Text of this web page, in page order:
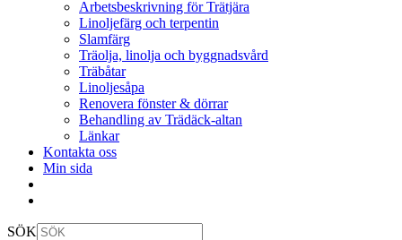
Arbetsbeskrivning för Trätjära
Linoljefärg och terpentin
Slamfärg
Träolja, linolja och byggnadsvård
Träbåtar
Linoljesåpa
Renovera fönster & dörrar
Behandling av Trädäck-altan
Länkar
Kontakta oss
Min sida
SÖK